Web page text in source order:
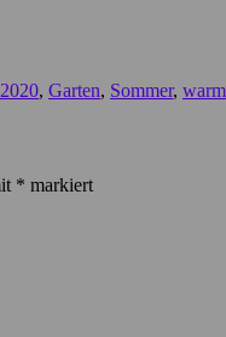
2020, Garten, Sommer, warm
* markiert